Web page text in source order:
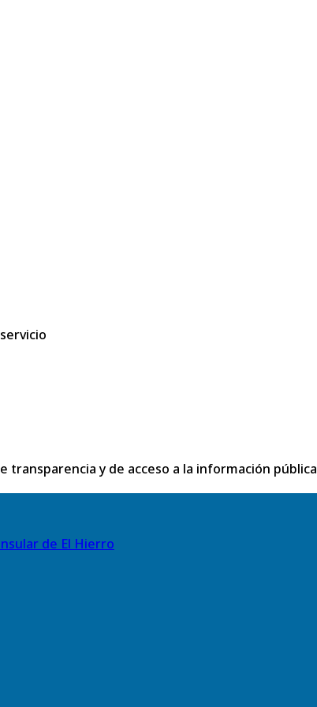
transparencia y de acceso a la información pública
de El Hierro